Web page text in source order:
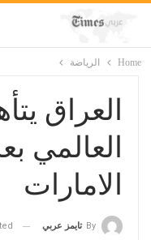
Home الرياضة
العراق
العالمي
الامارات
By تايمز عربي